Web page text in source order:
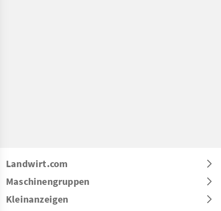
Landwirt.com
Maschinengruppen
Kleinanzeigen